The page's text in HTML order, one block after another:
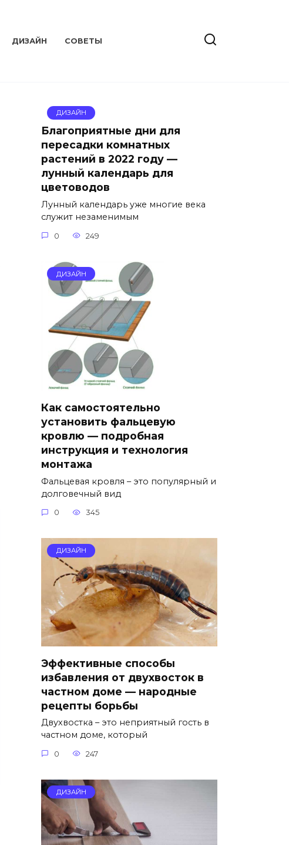
ДИЗАЙН СОВЕТЫ
ДИЗАЙН
Благоприятные дни для
пересадки комнатных
растений в 2022 году —
лунный календарь для
цветоводов
Лунный календарь уже многие века
служит незаменимым
0 249
ДИЗАЙН
Как самостоятельно
установить фальцевую
кровлю — подробная
инструкция и технология
монтажа
Фальцевая кровля – это популярный и
долговечный вид
0 345
ДИЗАЙН
Эффективные способы
избавления от двухвосток в
частном доме — народные
рецепты борьбы
Двухвостка – это неприятный гость в
частном доме, который
0 247
ДИЗАЙН